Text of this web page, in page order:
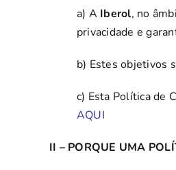
a) A Iberol, no
privacidade e
b) Estes objetivos
c) Esta Política de
AQUI
II – PORQUE UMA